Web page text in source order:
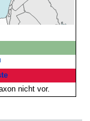
nicht vor.